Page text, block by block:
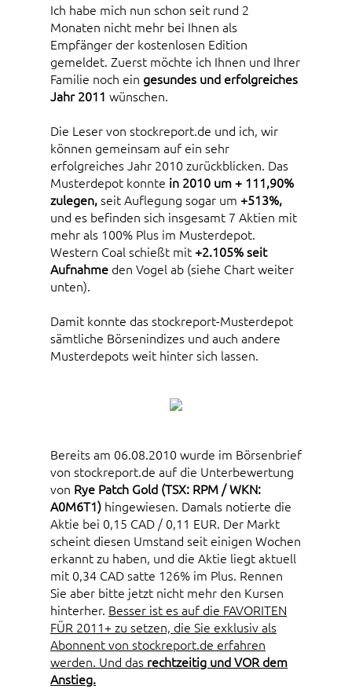
Ich habe mich nun schon seit rund 2
Monaten nicht mehr bei Ihnen als
Empfänger der kostenlosen Edition
gemeldet. Zuerst möchte ich Ihnen und Ihrer
Familie noch ein gesundes und erfolgreiches
Jahr 2011 wünschen.
Die Leser von stockreport.de und ich, wir
können gemeinsam auf ein sehr
erfolgreiches Jahr 2010 zurückblicken. Das
Musterdepot konnte in 2010 um + 111,90%
zulegen,seit Auflegung sogar um +513%,
und es befinden sich insgesamt 7 Aktien mit
mehr als 100% Plus im Musterdepot.
Western Coal schießt mit+2.105% seit
Aufnahme den Vogel ab (siehe Chart weiter
unten).
Damit konnte das stockreport-Musterdepot
sämtliche Börsenindizes und auch andere
Musterdepots weit hinter sich lassen.
Bereits am 06.08.2010 wurde im Börsenbrief
von stockreport.de auf die Unterbewertung
von Rye Patch Gold (TSX: RPM / WKN:
A0M6T1) hingewiesen. Damals notierte die
Aktie bei 0,15 CAD / 0,11 EUR. Der Markt
scheint diesen Umstand seit einigen Wochen
erkannt zu haben, und die Aktie liegt aktuell
mit 0,34 CAD satte 126% im Plus. Rennen
Sie aber bitte jetzt nicht mehr den Kursen
hinterher. Besser ist es auf die FAVORITEN
FÜR 2011+ zu setzen, die Sie exklusiv als
Abonnent von stockreport.de erfahren
werden. Und das rechtzeitig und VOR dem
Anstieg.